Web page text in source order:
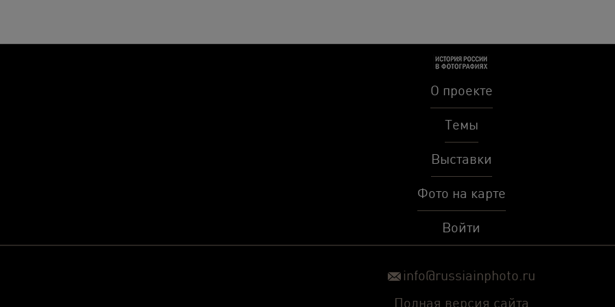
О проекте
Темы
Выставки
Фото на карте
Войти
info@russiainphoto.ru
Полная версия сайта